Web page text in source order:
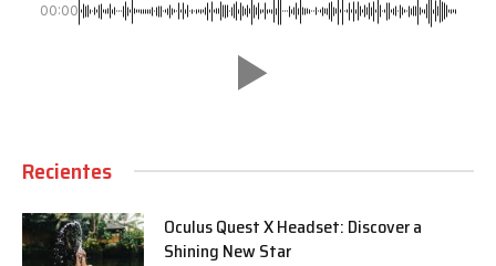
00:00
Recientes
Oculus Quest X Headset: Discover a
Shining New Star